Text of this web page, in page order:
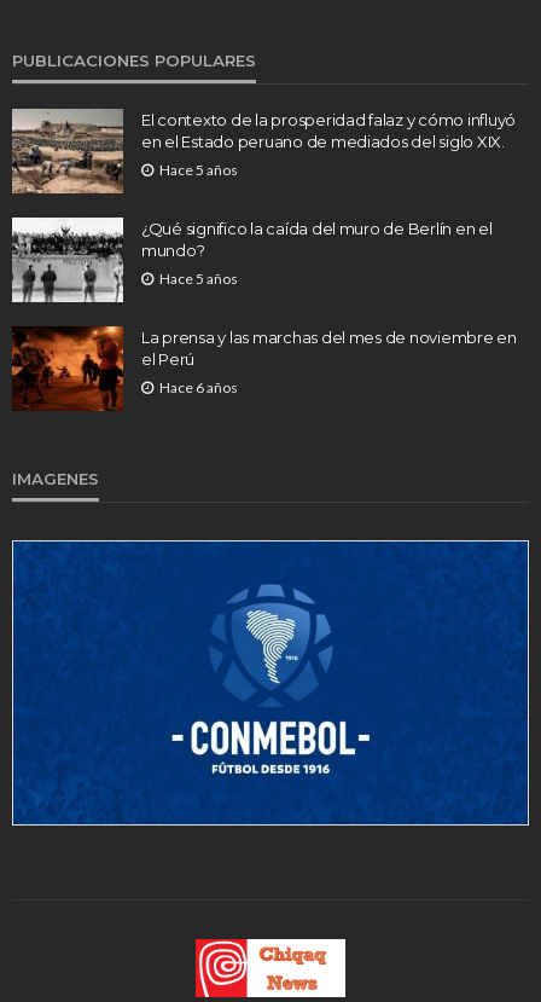
PUBLICACIONES POPULARES
El contexto de la prosperidad falaz y cómo influyó
en el Estado peruano de mediados del siglo XIX.
Hace 5 años
¿Qué significo la caída del muro de Berlín en el
mundo?
Hace 5 años
La prensa y las marchas del mes de noviembre en
el Perú
Hace 6 años
IMAGENES